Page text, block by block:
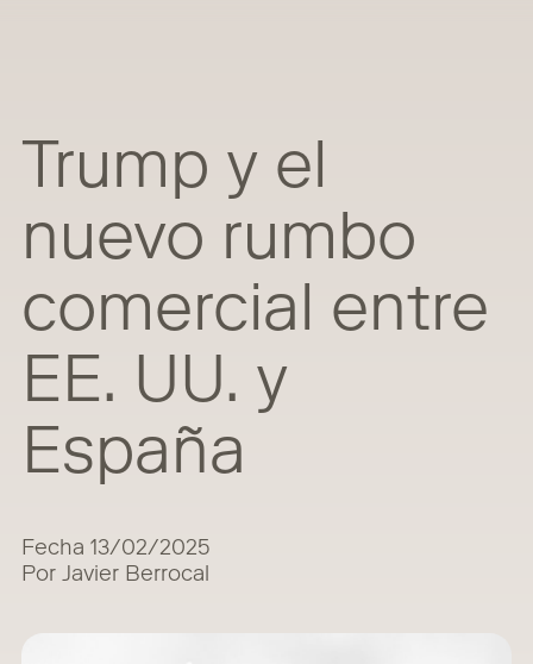
Trump y el
nuevo rumbo
comercial entre
EE. UU. y
España
Fecha 13/02/2025
Por Javier Berrocal